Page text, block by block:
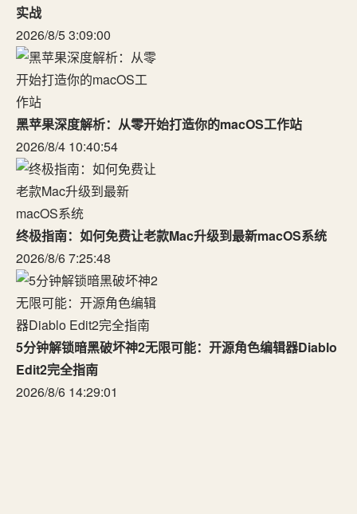
实战
2026/8/5 3:09:00
黑苹果深度解析：从零开始打造你的macOS工作站
2026/8/4 10:40:54
终极指南：如何免费让老款Mac升级到最新macOS系统
2026/8/6 7:25:48
5分钟解锁暗黑破坏神2无限可能：开源角色编辑器Diablo
Edit2完全指南
2026/8/6 14:29:01